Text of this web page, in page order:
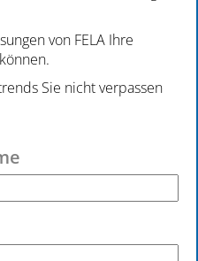
von FELA Ihre
Sie nicht verpassen